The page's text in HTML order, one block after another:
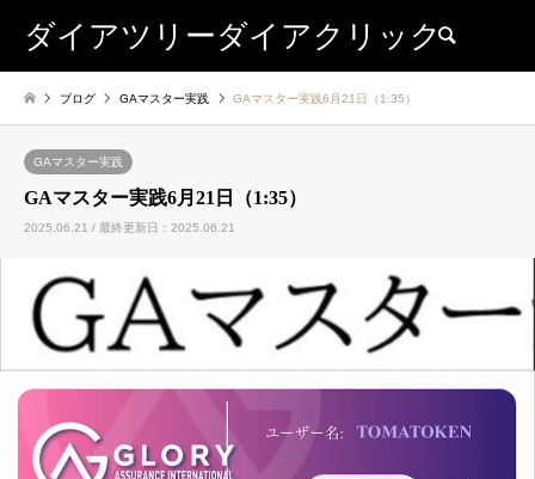
ダイアツリーダイアクリック
ブログ GAマスター実践 GAマスター実践6月21日（1:35）
GAマスター実践
GAマスター実践6月21日（1:35）
2025.06.21 / 最終更新日：2025.06.21